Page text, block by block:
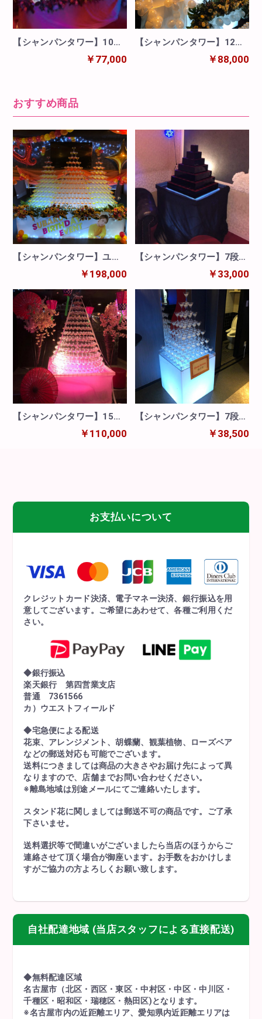
【シャンパンタワー】10段/
￥77,000
【シャンパンタワー】12段/
￥88,000
おすすめ商品
【シャンパンタワー】ユニ
オンタワー/11段13段11段
￥198,000
【シャンパンタワー】7段/
￥33,000
【シャンパンタワー】15段/
￥110,000
【シャンパンタワー】7段/
四角形/カクテルグラス￥38,500
お支払いについて
クレジットカード決済、電子マネー決済、銀行振込を用
意してございます。ご希望にあわせて、各種ご利用くだ
さい。
◆銀行振込
楽天銀行 第四営業支店
普通 7361566
カ）ウエストフィールド
◆宅急便による配送
花束、アレンジメント、胡蝶蘭、観葉植物、ローズベア
などの郵送対応も可能でございます。
送料につきましては商品の大きさやお届け先によって異
なりますので、店舗までお問い合わせください。
※離島地域は別途メールにてご連絡いたします。
スタンド花に関しましては郵送不可の商品です。ご了承
下さいませ。
送料選択等で間違いがございましたら当店のほうからご
連絡させて頂く場合が御座います。お手数をおかけしま
すがご協力の方よろしくお願い致します。
自社配達地域 (当店スタッフによる直接配送)
◆無料配達区域
名古屋市（北区・西区・東区・中村区・中区・中川区・
千種区・昭和区・瑞穂区・熱田区)となります。
※名古屋市内の近距離エリア、愛知県内近距離エリアは